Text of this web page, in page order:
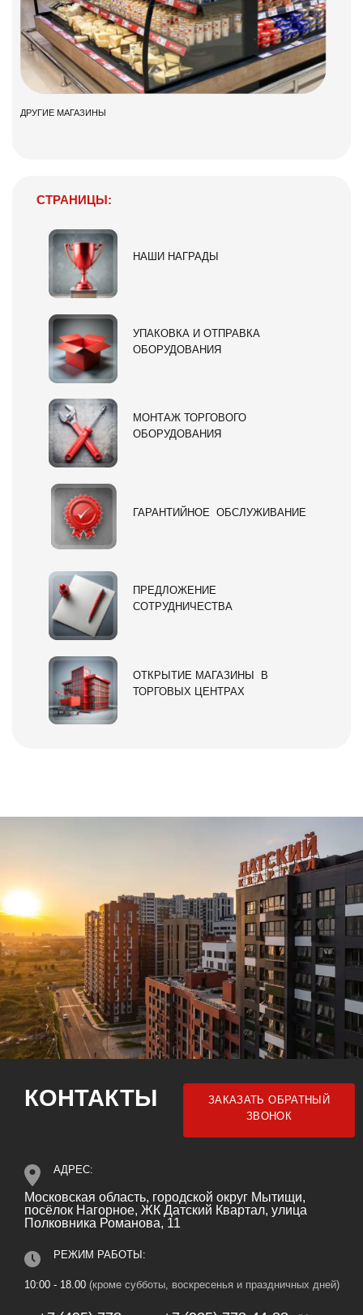
ДРУГИЕ МАГАЗИНЫ
СТРАНИЦЫ:
НАШИ НАГРАДЫ
УПАКОВКА И ОТПРАВКА
ОБОРУДОВАНИЯ
МОНТАЖ ТОРГОВОГО
ОБОРУДОВАНИЯ
ГАРАНТИЙНОЕ ОБСЛУЖИВАНИЕ
ПРЕДЛОЖЕНИЕ
СОТРУДНИЧЕСТВА
ОТКРЫТИЕ МАГАЗИНЫ В
ТОРГОВЫХ ЦЕНТРАХ
КОНТАКТЫ
ЗАКАЗАТЬ ОБРАТНЫЙ
ЗВОНОК
АДРЕС:
Московская область, городской округ Мытищи,
посёлок Нагорное, ЖК Датский Квартал, улица
Полковника Романова, 11
РЕЖИМ РАБОТЫ:
10:00 - 18.00 (кроме субботы, воскресенья и праздничных дней)